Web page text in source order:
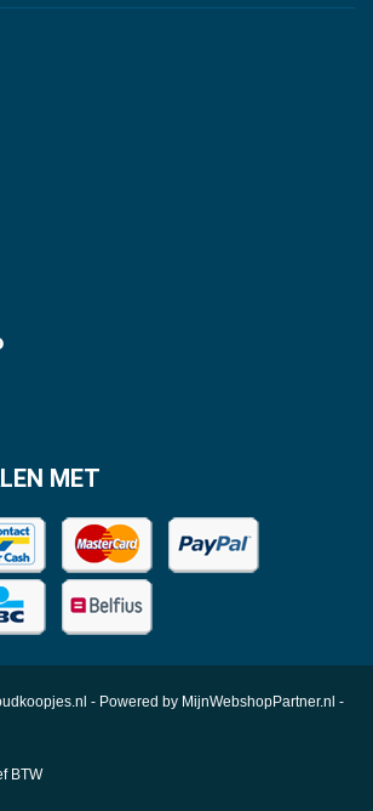
MET
- Powered by MijnWebshopPartner.nl -
BTW